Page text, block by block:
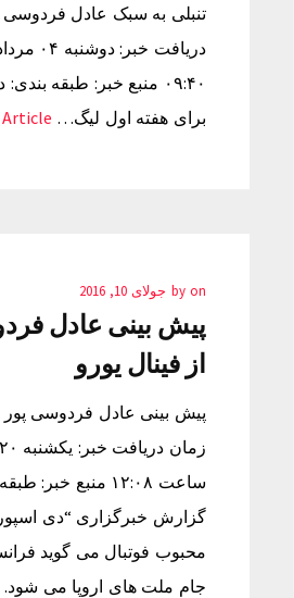
تنبلی به سبک عادل فردوسی
برای هفته اول لیگ… →
by on جولای 10, 2016
پیش بینی عادل
از فینال یورو
پیش بینی عادل فردوسی پور
ساعت ۱۲:۰۸ منبع خبر:
گزارش خبرگزاری “دی
محبوب فوتبال می گوید
جام ملت های اروپا می